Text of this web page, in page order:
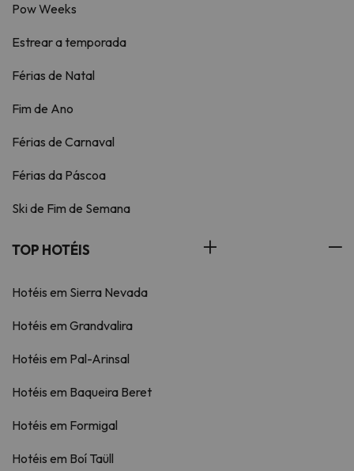
Pow Weeks
Estrear a temporada
Férias de Natal
Fim de Ano
Férias de Carnaval
Férias da Páscoa
Ski de Fim de Semana
TOP HOTÉIS
Hotéis em Sierra Nevada
Hotéis em Grandvalira
Hotéis em Pal-Arinsal
Hotéis em Baqueira Beret
Hotéis em Formigal
Hotéis em Boí Taüll